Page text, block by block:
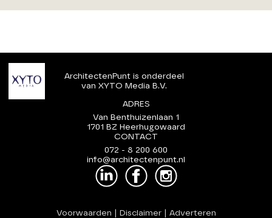
ArchitectenPunt is onderdeel
van XYTO Media B.V.
ADRES
Van Benthuizenlaan 1
1701 BZ Heerhugowaard
CONTACT
072 - 8 200 600
info@architectenpunt.nl
Voorwaarden Disclaimer| Adverteren